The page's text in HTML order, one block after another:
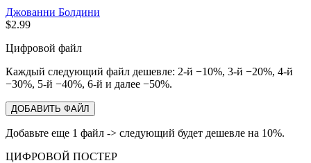
Джованни Болдини
$2.99
Цифровой файл
Каждый следующий файл дешевле: 2-й −10%, 3-й −20%, 4-й
−30%, 5-й −40%, 6-й и далее −50%.
ДОБАВИТЬ ФАЙЛ
Добавьте еще 1 файл -> следующий будет дешевле на 10%.
ЦИФРОВОЙ ПОСТЕР